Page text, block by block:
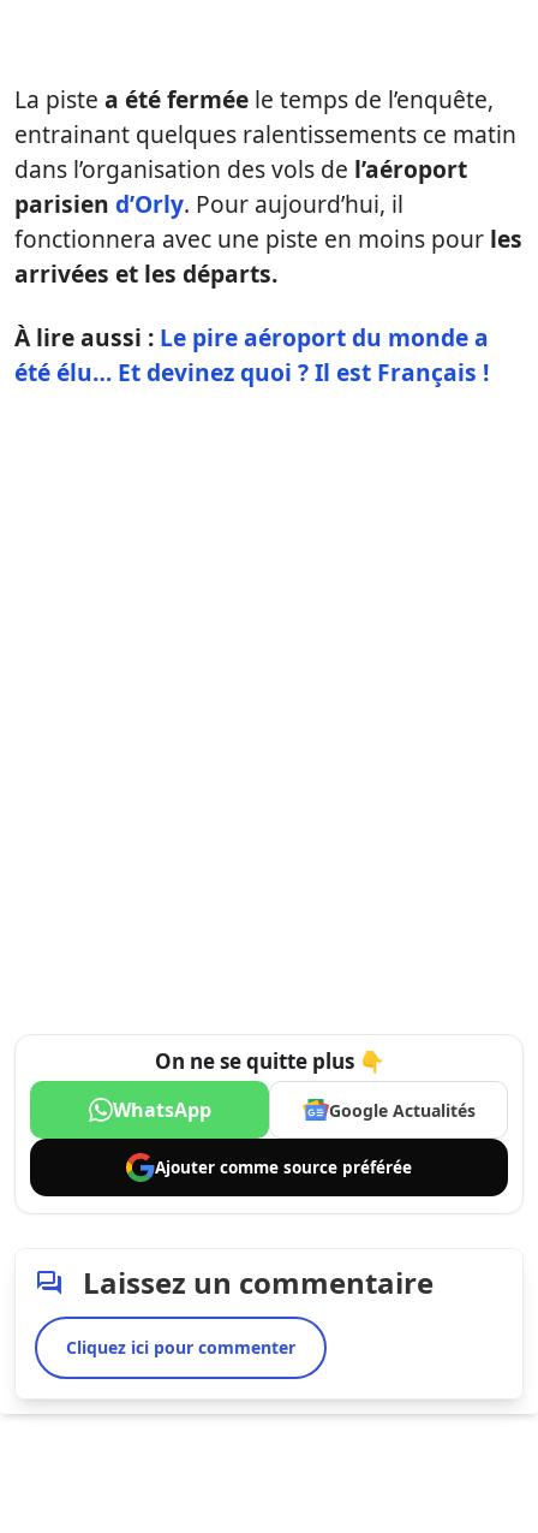
La piste a été fermée le temps de l’enquête,
entrainant quelques ralentissements ce matin
dans l’organisation des vols de l’aéroport
parisien d’Orly. Pour aujourd’hui, il
fonctionnera avec une piste en moins pour les
arrivées et les départs.
À lire aussi : Le pire aéroport du monde a
été élu… Et devinez quoi ? Il est Français !
On ne se quitte plus 👇
WhatsApp Google Actualités
Ajouter comme source préférée
Laissez un commentaire
Cliquez ici pour commenter